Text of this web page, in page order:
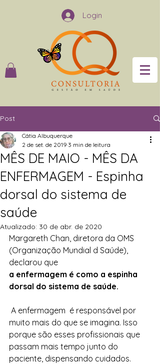
Login
Post
MÊS DE MAIO - MÊS DA
ENFERMAGEM - Espinha
dorsal do sistema de
saúde
Cátia Albuquerque
2 de set. de 2019 3 min de leitura
Atualizado: 30 de abr. de 2020
Margareth Chan, diretora da OMS
(Organização Mundial d Saúde),
declarou que
a enfermagem é como a espinha
dorsal do sistema de saúde.
muito mais do que se imagina. Isso
porque são esses profissionais que
passam mais tempo junto do
paciente, dispensando cuidados.